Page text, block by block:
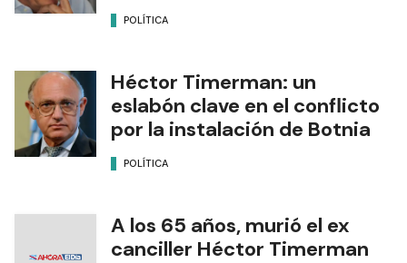
POLÍTICA
Héctor Timerman: un
eslabón clave en el conflicto
por la instalación de Botnia
POLÍTICA
A los 65 años, murió el ex
canciller Héctor Timerman